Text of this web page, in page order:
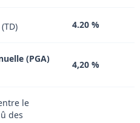
4.20 %
(PGA)
4,20 %
le
des